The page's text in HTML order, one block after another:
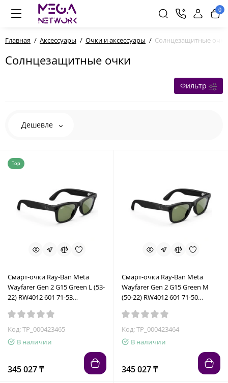
0
Главная Аксессуары Очки и аксессуары Солнцезащитные очки
Солнцезащитные очки
Фильтр
Дешевле
Top
Смарт-очки Ray-Ban Meta
Wayfarer Gen 2 G15 Green L (53-
22) RW4012 601 71-53
Код: TP_000423465
В наличии
345 027 ₸
Смарт-очки Ray-Ban Meta
Wayfarer Gen 2 G15 Green M
(50-22) RW4012 601 71-50
Код: TP_000423464
В наличии
345 027 ₸